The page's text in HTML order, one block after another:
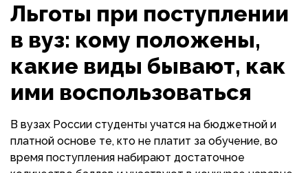
Льготы при поступлении
в вуз: кому положены,
какие виды бывают, как
ими воспользоваться
В вузах России студенты учатся на бюджетной и
платной основе те, кто не платит за обучение, во
время поступления набирают достаточное